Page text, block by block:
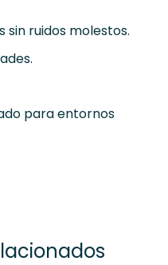
sin ruidos molestos.
para entornos